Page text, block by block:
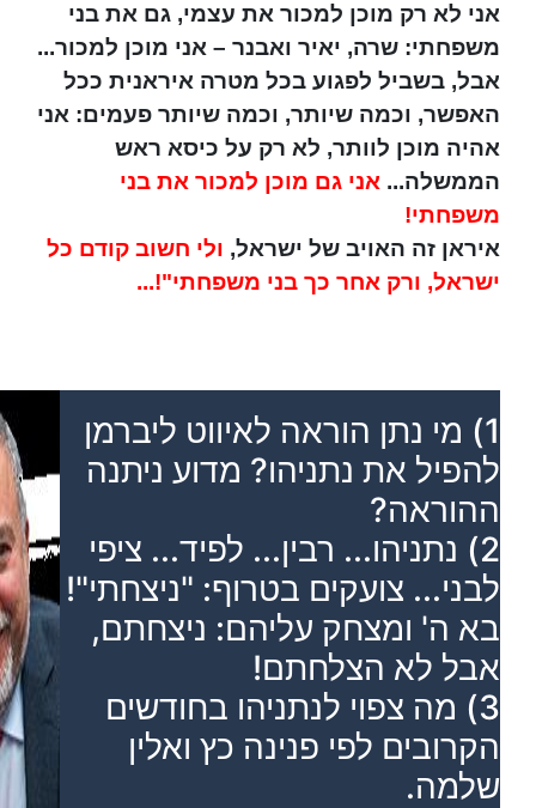
אני לא רק מוכן למכור את עצמי, גם את בני
משפחתי: שרה, יאיר ואבנר – אני מוכן למכור...
אבל, בשביל לפגוע בכל מטרה איראנית ככל
האפשר, וכמה שיותר, וכמה שיותר פעמים: אני
אהיה מוכן לוותר, לא רק על כיסא ראש
הממשלה... אני גם מוכן למכור את בני
משפחתי!
איראן זה האויב של ישראל, ולי חשוב קודם כל
ישראל, ורק אחר כך בני משפחתי"!...
1) מי נתן הוראה לאיווט ליברמן
להפיל את נתניהו? מדוע ניתנה
ההוראה?
2) נתניהו... רבין... לפיד... ציפי
לבני... צועקים בטרוף: "ניצחתי"!
בא ה' ומצחק עליהם: ניצחתם,
אבל לא הצלחתם!
3) מה צפוי לנתניהו בחודשים
הקרובים לפי פנינה כץ ואלין
שלמה.